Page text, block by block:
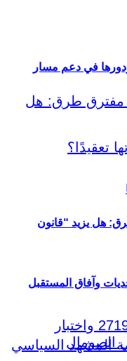
هل يزيد “قانون
ودورها في دعم مسار
وآفاق المستقبل